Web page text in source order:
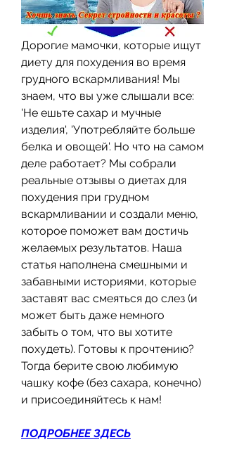
Дорогие мамочки, которые ищут
диету для похудения во время
грудного вскармливания! Мы
знаем, что вы уже слышали все:
'Не ешьте сахар и мучные
изделия', 'Употребляйте больше
белка и овощей'. Но что на самом
деле работает? Мы собрали
реальные отзывы о диетах для
похудения при грудном
вскармливании и создали меню,
которое поможет вам достичь
желаемых результатов. Наша
статья наполнена смешными и
забавными историями, которые
заставят вас смеяться до слез (и
может быть даже немного
забыть о том, что вы хотите
похудеть). Готовы к прочтению?
Тогда берите свою любимую
чашку кофе (без сахара, конечно)
и присоединяйтесь к нам!
ПОДРОБНЕЕ ЗДЕСЬ